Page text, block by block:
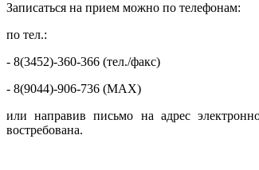
Записаться на прием можно по телефонам:
по тел.:
- 8(3452)-360-366 (тел./факс)
- 8(9044)-906-736 (MAX)
или направив письмо на адрес
востребована.